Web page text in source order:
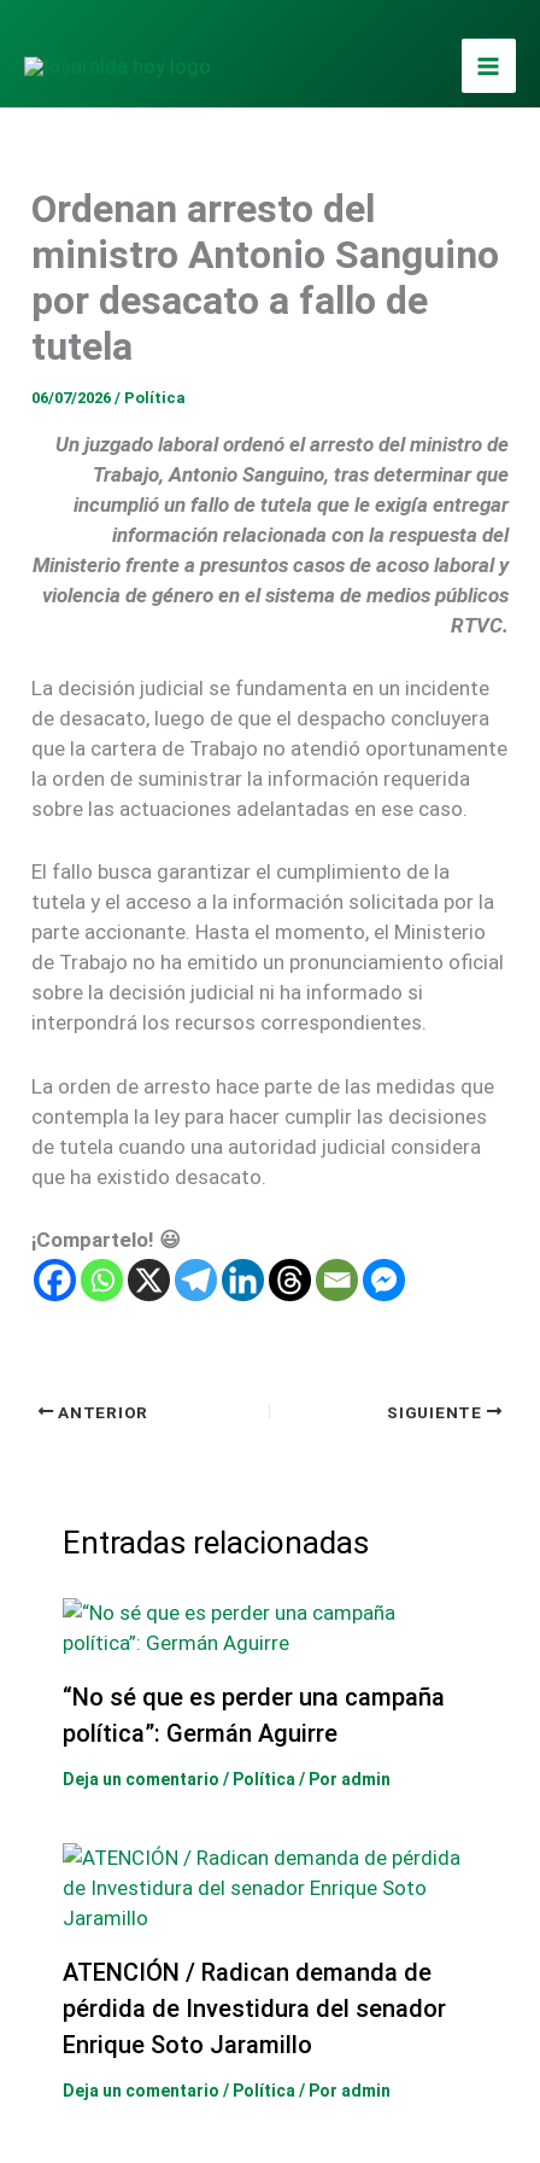
contenido
Ordenan arresto del
ministro Antonio Sanguino
por desacato a fallo de
tutela
06/07/2026/ Política
Un juzgado laboral ordenó el arresto del ministro de
Trabajo, Antonio Sanguino, tras determinar que
incumplió un fallo de tutela que le exigía entregar
información relacionada con la respuesta del
Ministerio frente a presuntos casos de acoso laboral y
violencia de género en el sistema de medios públicos
RTVC.
La decisión judicial se fundamenta en un incidente
de desacato, luego de que el despacho concluyera
que la cartera de Trabajo no atendió oportunamente
la orden de suministrar la información requerida
sobre las actuaciones adelantadas en ese caso.
El fallo busca garantizar el cumplimiento de la
tutela y el acceso a la información solicitada por la
parte accionante. Hasta el momento, el Ministerio
de Trabajo no ha emitido un pronunciamiento oficial
sobre la decisión judicial ni ha informado si
interpondrá los recursos correspondientes.
La orden de arresto hace parte de las medidas que
contempla la ley para hacer cumplir las decisiones
de tutela cuando una autoridad judicial considera
que ha existido desacato.
¡Compartelo! 😃
ANTERIOR SIGUIENTE
Entradas relacionadas
“No sé que es perder una campaña
política”: Germán Aguirre
Deja un comentario / Política/ Por admin
ATENCIÓN / Radican demanda de
pérdida de Investidura del senador
Enrique Soto Jaramillo
Deja un comentario / Política/ Por admin